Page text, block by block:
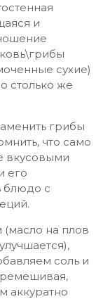
и
сухие)
столько же
грибы
что само
вкусовыми
его
блюдо с
(масло на плов
соль и
аккуратно